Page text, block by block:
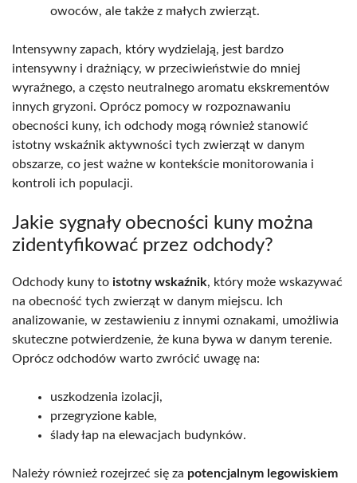
owoców, ale także z małych zwierząt.
Intensywny zapach, który wydzielają, jest bardzo
intensywny i drażniący, w przeciwieństwie do mniej
wyraźnego, a często neutralnego aromatu ekskrementów
innych gryzoni. Oprócz pomocy w rozpoznawaniu
obecności kuny, ich odchody mogą również stanowić
istotny wskaźnik aktywności tych zwierząt w danym
obszarze, co jest ważne w kontekście monitorowania i
kontroli ich populacji.
Jakie sygnały obecności kuny można
zidentyfikować przez odchody?
Odchody kuny to istotny wskaźnik, który może wskazywać
na obecność tych zwierząt w danym miejscu. Ich
analizowanie, w zestawieniu z innymi oznakami, umożliwia
skuteczne potwierdzenie, że kuna bywa w danym terenie.
Oprócz odchodów warto zwrócić uwagę na:
uszkodzenia izolacji,
przegryzione kable,
ślady łap na elewacjach budynków.
Należy również rozejrzeć się za potencjalnym legowiskiem